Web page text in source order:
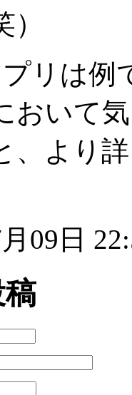
プリは例
おいて
、より
09日